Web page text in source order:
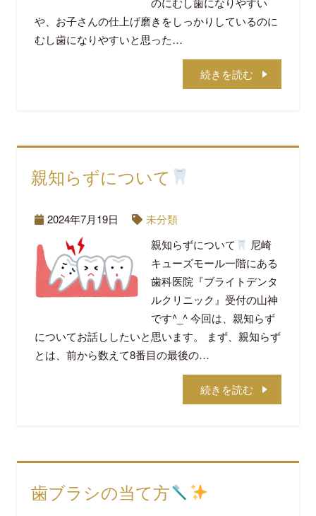
や、お子さんの仕上げ磨きをしっかりしているのに
むし歯になりやすいと思った…
続きを読む
親知らずについて
2024年7月19日
未分類
親知らずについて
尼崎
キューズモール一階にある
歯科医院『ブライトデンタ
ルクリニック』受付の山神
です^_^ 今回は、親知らず
についてお話ししたいと思います。 まず、親知らず
とは、前から数えて8番目の最後の…
続きを読む
歯ブラシの当て方